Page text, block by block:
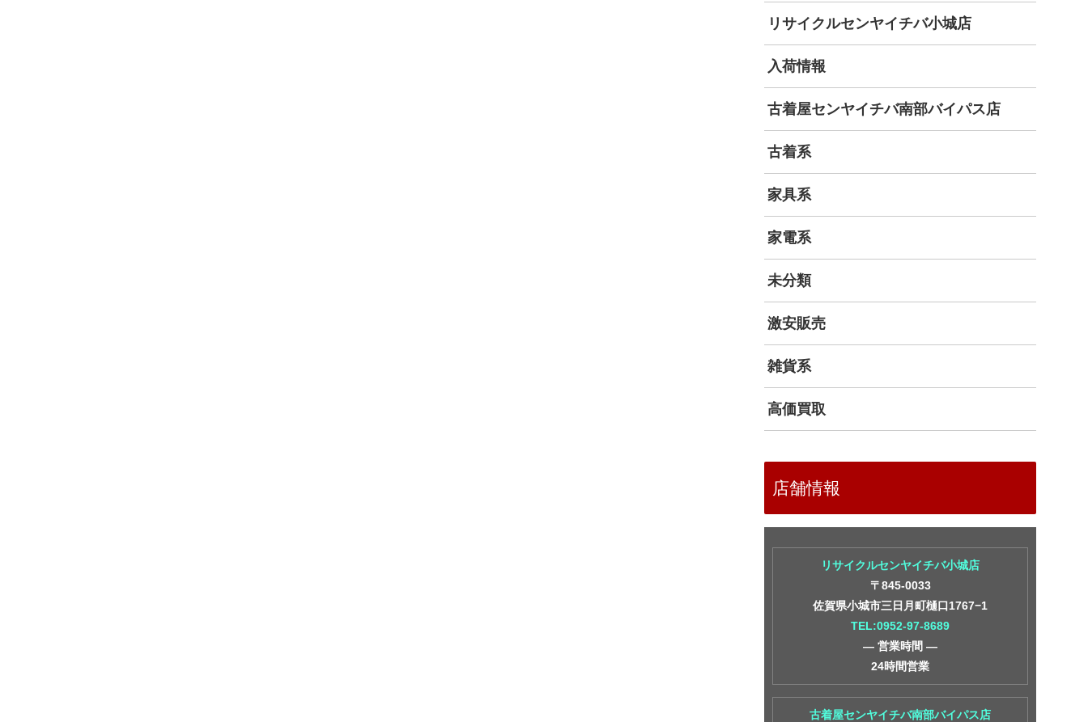
リサイクルセンヤイチバ小城店
入荷情報
古着屋センヤイチバ南部バイパス店
古着系
家具系
家電系
未分類
激安販売
雑貨系
高価買取
店舗情報
リサイクルセンヤイチバ小城店
〒845-0033
佐賀県小城市三日月町樋口1767−1
TEL:0952-97-8689
― 営業時間 ―
24時間営業
古着屋センヤイチバ南部バイパス店